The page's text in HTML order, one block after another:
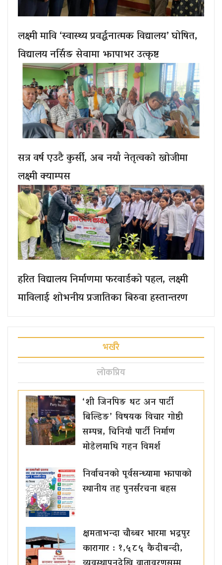
लक्ष्मी मावि ‘स्वास्थ्य प्रवर्द्धनात्मक विद्यालय’ घोषित,
विद्यालय नर्सिङ सेवामा झापाभर उत्कृष्ट
सत्र वर्ष एउटै कुर्सी, अब नयाँ नेतृत्वको खोजीमा
लक्ष्मी क्याम्पस
हरित विद्यालय निर्माणमा फरवार्डको पहल, लक्ष्मी
माविलाई शोभनीय प्रजातिका बिरुवा हस्तान्तरण
भर्खरै
लाेकप्रिय
‘शी जिनपिङ थट अन पार्टी
बिल्डिङ’ विषयक विचार गोष्ठी
सम्पन्न, चिनियाँ पार्टी निर्माण
मोडेलमाथि गहन विमर्श
निर्वाचनको पूर्वसन्ध्यामा झापाको
स्थानीय तह पुनर्संरचना बहस
क्षमताभन्दा चौब्बर भारमा भद्रपुर
कारागार : १,५८५ कैदीबन्दी,